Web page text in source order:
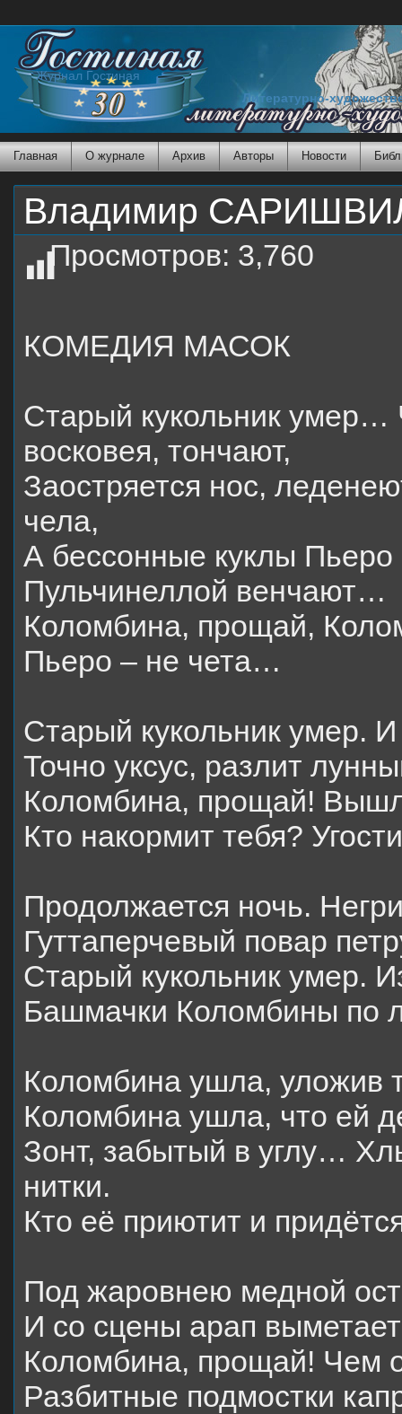
Журнал Гостиная
Литературно-
Главная О журнале Архив Авторы Новости
Владимир
Просмотров: 3,760
КОМЕДИЯ МАСОК
Старый кукольник умер…
восковея, тончают,
Заостряется нос,
чела,
А бессонные куклы Пьеро
Пульчинеллой венчают…
Коломбина, прощай,
Пьеро – не чета…
Старый кукольник умер. И
Точно уксус, разлит
Коломбина, прощай!
Кто накормит тебя?
Продолжается ночь.
Гуттаперчевый повар
Старый кукольник умер.
Башмачки Коломбины по
Коломбина ушла, уложив
Коломбина ушла, что ей
Зонт, забытый в углу…
нитки.
Кто её приютит и
Под жаровнею медной
И со сцены арап
Коломбина, прощай! Чем
Разбитные подмостки